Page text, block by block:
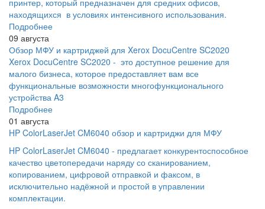
принтер, который предназначен для средних офисов,
находящихся в условиях интенсивного использования.
Подробнее
09 августа
Обзор МФУ и картриджей для Xerox DocuCentre SC2020
Xerox DocuCentre SC2020 - это доступное решение для
малого бизнеса, которое предоставляет вам все
функциональные возможности многофункционального
устройства A3
Подробнее
01 августа
HP ColorLaserJet CM6040 обзор и картриджи для МФУ
HP ColorLaserJet CM6040 - предлагает конкурентоспособное
качество цветопередачи наряду со сканированием,
копированием, цифровой отправкой и факсом, в
исключительно надёжной и простой в управлении
комплектации.